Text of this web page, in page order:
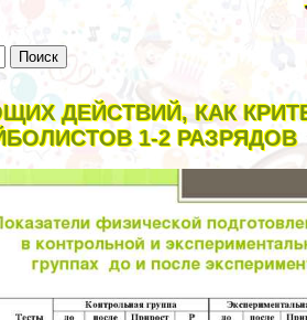
ДЕЙСТВИЙ, КАК
1-2 РАЗРЯДОВ